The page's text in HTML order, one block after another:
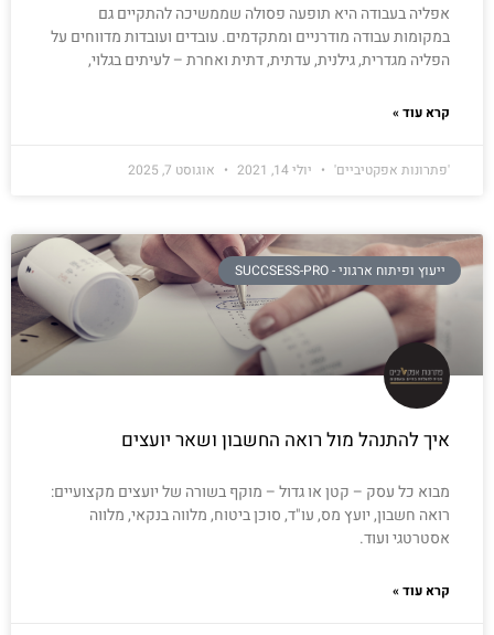
אפליה בעבודה היא תופעה פסולה שממשיכה להתקיים גם
במקומות עבודה מודרניים ומתקדמים. עובדים ועובדות מדווחים על
הפליה מגדרית, גילנית, עדתית, דתית ואחרת – לעיתים בגלוי,
קרא עוד »
'פתרונות אפקטיביים' יולי 14, 2021 אוגוסט 7, 2025
ייעוץ ופיתוח ארגוני - SUCCSESS-PRO
איך להתנהל מול רואה החשבון ושאר יועצים
מבוא כל עסק – קטן או גדול – מוקף בשורה של יועצים מקצועיים:
רואה חשבון, יועץ מס, עו"ד, סוכן ביטוח, מלווה בנקאי, מלווה
אסטרטגי ועוד.
קרא עוד »